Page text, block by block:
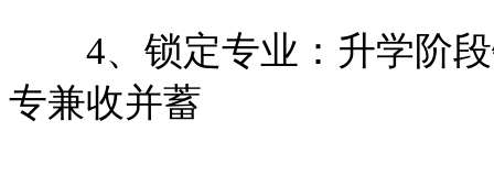
4、锁定专业：升学阶段
专兼收并蓄